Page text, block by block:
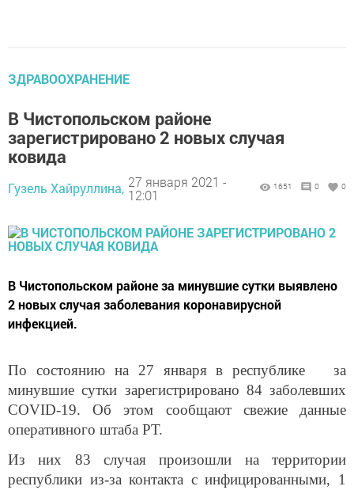
ЗДРАВООХРАНЕНИЕ
В Чистопольском районе
зарегистрировано 2 новых случая
ковида
Гузель Хайруллина, 27 января 2021 -
12:01
1651 0 0
В Чистопольском районе за минувшие сутки выявлено
2 новых случая заболевания коронавирусной
инфекцией.
По состоянию на 27 января в республике за
минувшие сутки зарегистрировано 84 заболевших
COVID-19. Об этом сообщают свежие данные
оперативного штаба РТ.
Из них 83 случая произошли на территории
республики из-за контакта с инфицированными, 1